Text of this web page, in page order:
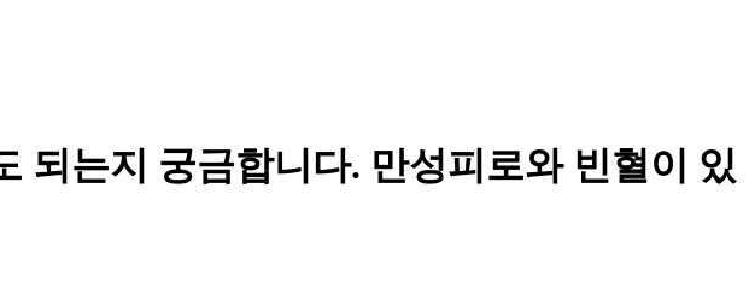
되는지 궁금합니다. 만성피로와 빈혈이 있